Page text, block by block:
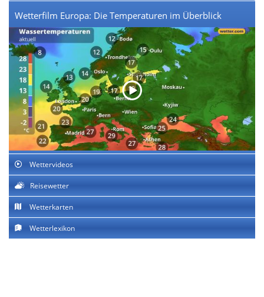
Wetterfilm Europa: Die Temperaturen im Überblick
Wettervideos
Reisewetter
Wetterkarten
Wetterlexikon